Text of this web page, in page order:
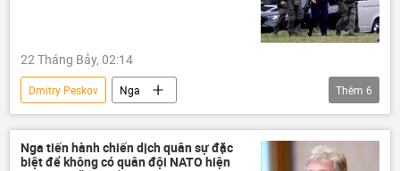
22 Tháng Bảy, 02:14
Dmitry Peskov
Nga
Vụ nổ “Dòng chảy phương Bắc”
Dòng chảy phương Bắc-2
Ukraina
Thêm 6
Nga tiến hành chiến dịch quân sự đặc
biệt để không có quân đội NATO hiện